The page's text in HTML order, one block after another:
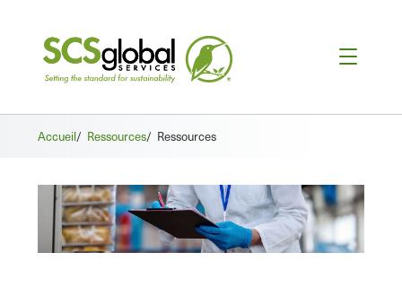
Accueil/ Ressources/ Ressources